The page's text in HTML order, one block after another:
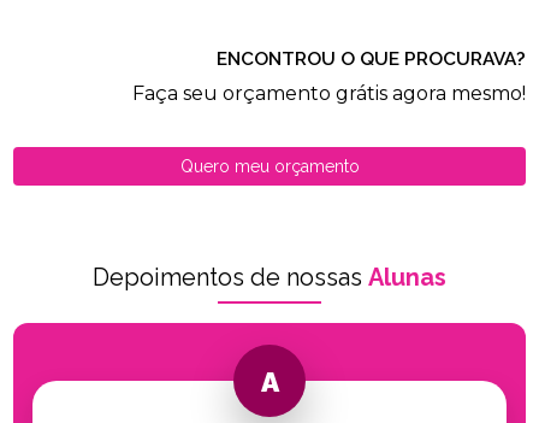
ENCONTROU O QUE PROCURAVA?
Faça seu orçamento grátis agora mesmo!
Quero meu orçamento
Depoimentos de nossas Alunas